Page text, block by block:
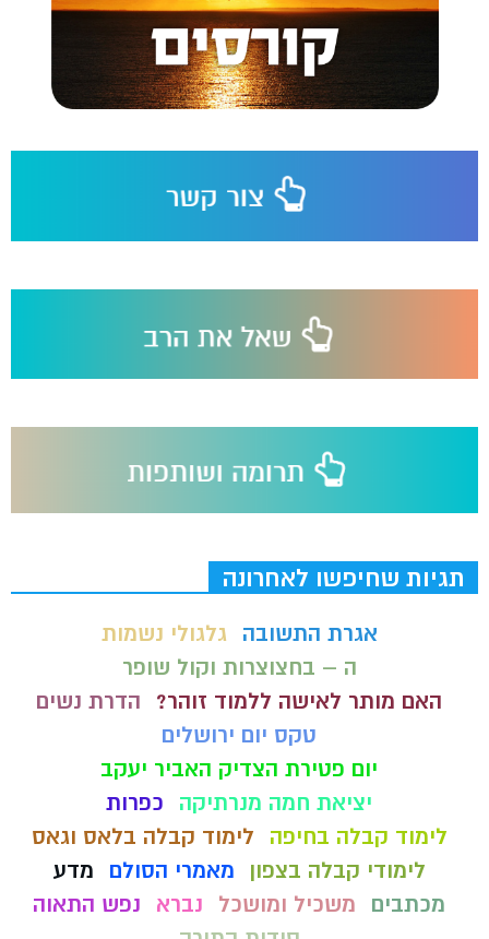
תגיות שחיפשו לאחרונה
אגרת התשובה
גלגולי נשמות
ה – בחצוצרות וקול שופר
האם מותר לאישה ללמוד זוהר?
הדרת נשים
טקס יום ירושלים
יום פטירת הצדיק האביר יעקב
יציאת חמה מנרתיקה
כפרות
לימוד קבלה בחיפה
לימוד קבלה בלאס וגאס
לימודי קבלה בצפון
מאמרי הסולם
מדע
מכתבים
משכיל ומושכל נברא
נפש התאוה